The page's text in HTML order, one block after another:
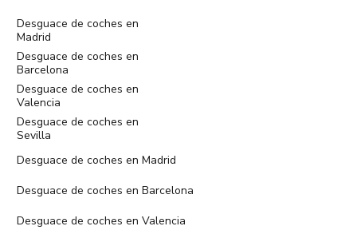
Desguace de coches en
Madrid
Desguace de coches en
Barcelona
Desguace de coches en
Valencia
Desguace de coches en
Sevilla
Desguace de coches en Madrid
Desguace de coches en Barcelona
Desguace de coches en Valencia